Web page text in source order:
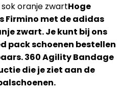
Hoge
Firmino met de adidas
zwart. Je kunt bij ons
pack schoenen bestellen
360 Agility Bandage
die je ziet aan de